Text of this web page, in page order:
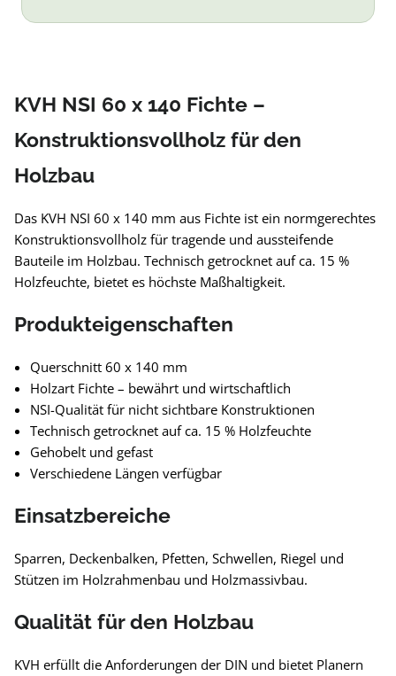
KVH NSI 60 x 140 Fichte –
Konstruktionsvollholz für den
Holzbau
Das KVH NSI 60 x 140 mm aus Fichte ist ein normgerechtes
Konstruktionsvollholz für tragende und aussteifende
Bauteile im Holzbau. Technisch getrocknet auf ca. 15 %
Holzfeuchte, bietet es höchste Maßhaltigkeit.
Produkteigenschaften
Querschnitt 60 x 140 mm
Holzart Fichte – bewährt und wirtschaftlich
NSI-Qualität für nicht sichtbare Konstruktionen
Technisch getrocknet auf ca. 15 % Holzfeuchte
Gehobelt und gefast
Verschiedene Längen verfügbar
Einsatzbereiche
Sparren, Deckenbalken, Pfetten, Schwellen, Riegel und
Stützen im Holzrahmenbau und Holzmassivbau.
Qualität für den Holzbau
KVH erfüllt die Anforderungen der DIN und bietet Planern